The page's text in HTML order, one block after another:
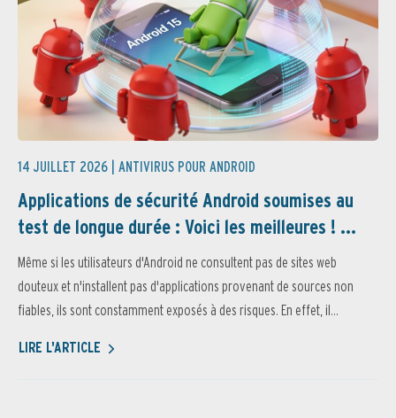
14 JUILLET 2026 | ANTIVIRUS POUR ANDROID
Applications de sécurité Android soumises au
test de longue durée : Voici les meilleures ! ...
Même si les utilisateurs d'Android ne consultent pas de sites web
douteux et n'installent pas d'applications provenant de sources non
fiables, ils sont constamment exposés à des risques. En effet, il...
LIRE L'ARTICLE